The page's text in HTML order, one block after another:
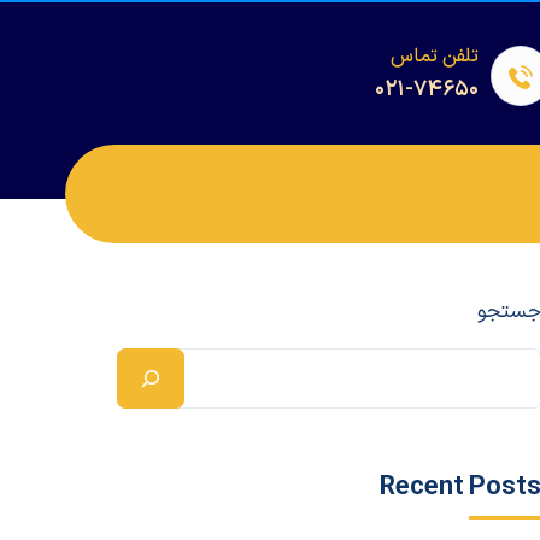
تلفن تماس
۰۲۱-۷۴۶۵۰
جستجو
Recent Posts